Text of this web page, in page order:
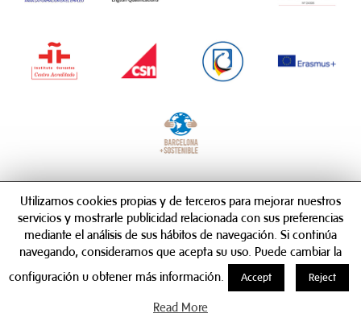
Utilizamos cookies propias y de terceros para mejorar nuestros
servicios y mostrarle publicidad relacionada con sus preferencias
mediante el análisis de sus hábitos de navegación. Si continúa
navegando, consideramos que acepta su uso. Puede cambiar la
configuración u obtener más información.
Accept Reject
Read More